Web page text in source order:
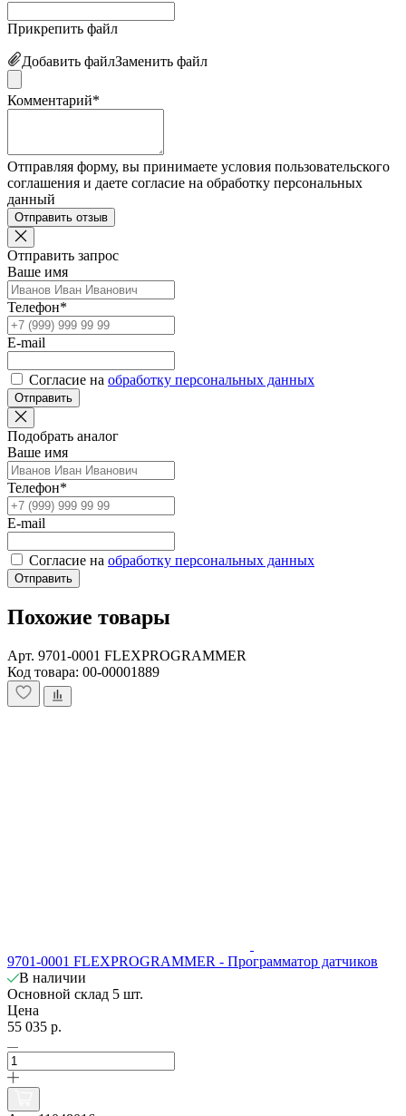
Прикрепить файл
Добавить файлЗаменить файл
Комментарий*
Отправляя форму, вы принимаете условия пользовательского
соглашения и даете согласие на обработку персональных
данный
Отправить отзыв
Отправить запрос
Ваше имя
Телефон*
E-mail
Согласие на обработку персональных данных
Отправить
Подобрать аналог
Ваше имя
Телефон*
E-mail
Согласие на обработку персональных данных
Отправить
Похожие товары
Арт. 9701-0001 FLEXPROGRAMMER
Код товара: 00-00001889
9701-0001 FLEXPROGRAMMER - Программатор датчиков
В наличии
Основной склад 5 шт.
Цена
55 035 р.